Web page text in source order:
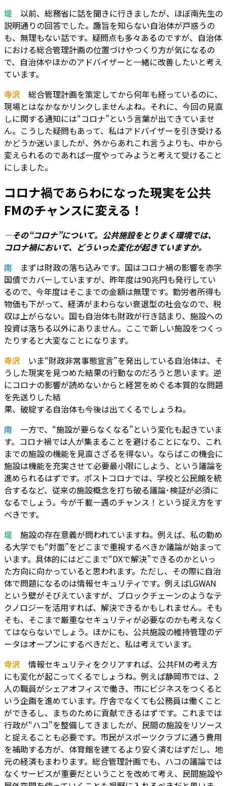
堤 以前、総務省に話を聞きに行きましたが、ほぼ南先生の
説明通りの回答でした。趣旨を知らない自治体が戸惑うの
も、無理もない話です。疑問点も多々あるのですが、自治体
における総合管理計画の位置づけやつくり方が気になるの
で、自治体やほかのアドバイザーと一緒に改善したいと考え
ています。
寺沢 総合管理計画を策定してから何年も経っているのに、
現場とはなかなかリンクしませんよね。それに、今回の見直
しに関する通知には“コロナ”という言葉が出てきていませ
ん。こうした疑問もあって、私はアドバイザーを引き受ける
かどうか迷いましたが、外からあれこれ言うよりも、中から
変えられるのであれば一度やってみようと考えて受けること
にしました。
コロナ禍であらわになった現実を公共
FMのチャンスに変える！
―その“コロナ”について。公共施設をとりまく環境では、
コロナ禍において、どういった変化が起きていますか。
南 まずは財政の落ち込みです。国はコロナ禍の影響を赤字
国債でカバーしていますが、昨年度は90兆円も発行してい
るので、今年度はそこまでの金額は無理です。勤労者所得も
物価も下がって、経済がまわらない衰退型の社会なので、税
収は上がらない。国も自治体も財政が行き詰まり、施設への
投資は落ちる以外にありません。ここで新しい施設をつくっ
たりすると大変なことになります。
寺沢 いま“財政非常事態宣言”を発出している自治体は、そ
うした現実を見つめた結果の行動なのだろうと思います。逆
にコロナの影響が読めないからと経営をめぐる本質的な問題
を先送りした結
果、破綻する自治体も今後は出てくるでしょうね。
南 一方で、“施設が要らなくなる”という変化も起きていま
す。コロナ禍では人が集まることを避けることになり、これ
までの施設の機能を見直さざるを得ない。ならばこの機会に
施設は機能を充実させて必要最小限にしよう、という議論を
進められるはずです。ポストコロナでは、学校と公民館を統
合するなど、従来の施設概念を打ち破る議論･検証が必須に
なるでしょう。今が千載一遇のチャンス！という捉え方をす
べきです。
堤 施設の存在意義が問われていますね。例えば、私の勤め
る大学でも“対面”をどこまで重視するべきか議論が始まって
います。具体的にはどこまで“DXで解決”できるのかといっ
た方向に向かっていると思われます。ただし、その際に自治
体で問題になるのは情報セキュリティです。例えばLGWAN
という壁がそびえていますが、ブロックチェーンのようなテ
クノロジーを活用すれば、解決できるかもしれません。そも
そも、そこまで厳重なセキュリティが必要なのかも考えなく
てはならないでしょう。ほかにも、公共施設の維持管理のデ
ータはオープンにするべきだと、私は考えています。
寺沢 情報セキュリティをクリアすれば、公共FMの考え方
にも変化が起こってくるでしょうね。例えば静岡市では、2
人の職員がシェアオフィスで働き、市にビジネスをつくると
いう企画を進めています。庁舎でなくても公務員は働くこと
ができるし、まちのために貢献できるはずです。これまでは
行政が“ハコ”を整備してきましたが、民間の施設をリソース
と捉えることも必要です。市民がスポーツクラブに通う費用
を補助する方が、体育館を建てるより安く済むはずだし、地
元の経済もまわります。総合管理計画でも、ハコの議論では
なくサービスが重要だということを改めて考え、民間施設や